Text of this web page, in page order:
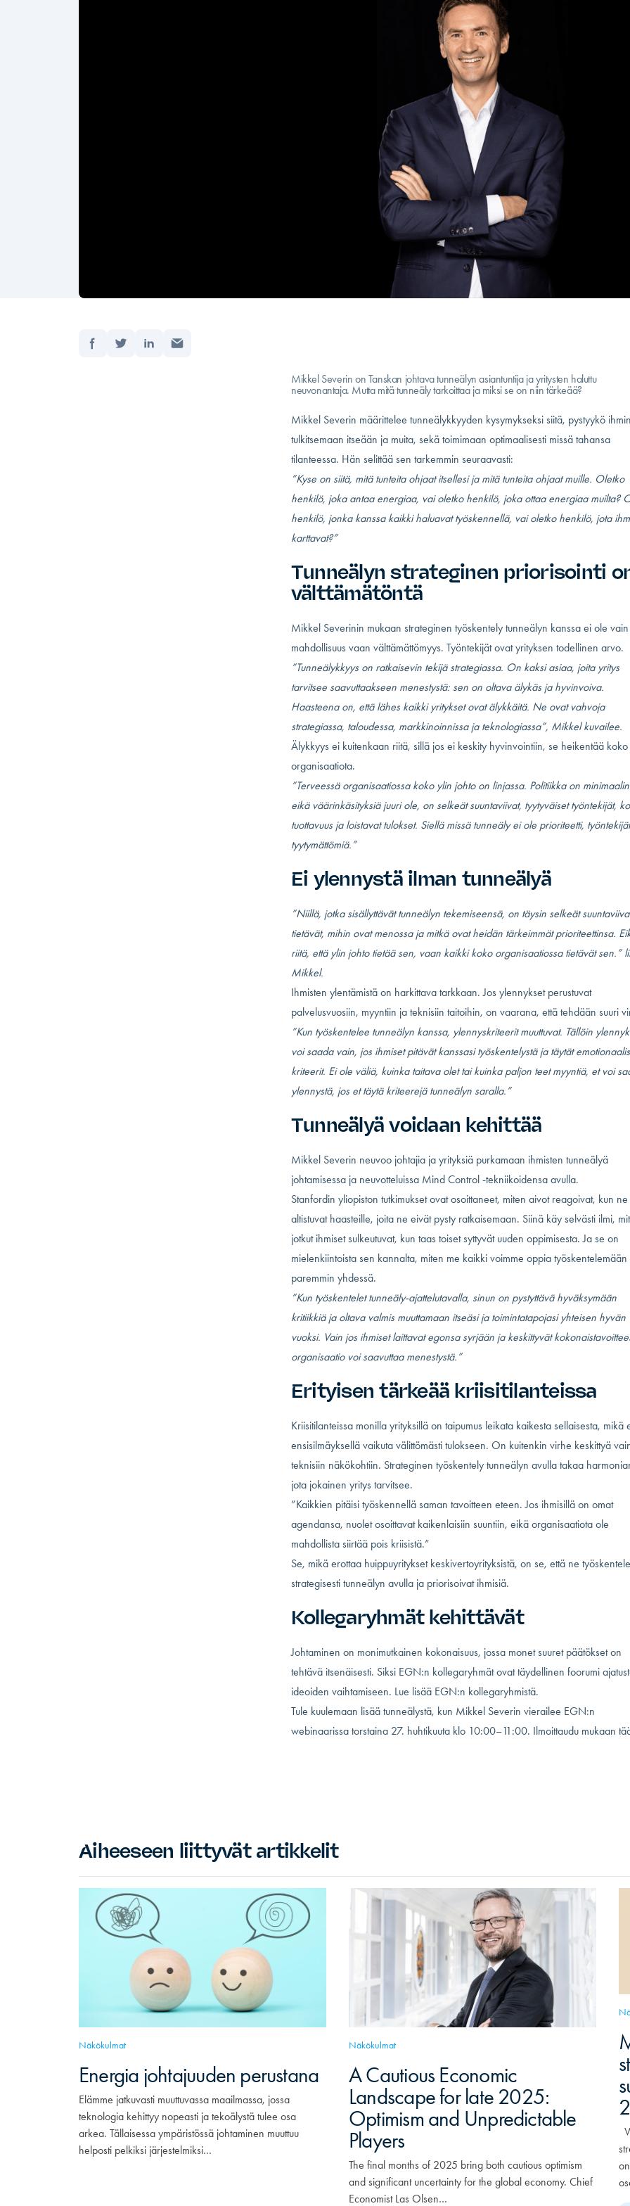
Mikkel Severin on Tanskan johtava tunneälyn asiantuntija ja yritysten haluttu
neuvonantaja. Mutta mitä tunneäly tarkoittaa ja miksi se on niin tärkeää?
Mikkel Severin määrittelee tunneälykkyyden kysymykseksi siitä, pystyykö
tulkitsemaan itseään ja muita, sekä toimimaan optimaalisesti missä tahansa
tilanteessa. Hän selittää sen tarkemmin seuraavasti:
”Kyse on siitä, mitä tunteita ohjaat itsellesi ja mitä tunteita ohjaat muille. Oletko
henkilö, joka antaa energiaa, vai oletko henkilö, joka ottaa energiaa muilta?
henkilö, jonka kanssa kaikki haluavat työskennellä, vai oletko henkilö, jota
karttavat?”
Tunneälyn strateginen priorisointi
välttämätöntä
Mikkel Severinin mukaan strateginen työskentely tunneälyn kanssa ei ole vain
mahdollisuus vaan välttämättömyys. Työntekijät ovat yrityksen todellinen arvo.
”Tunneälykkyys on ratkaisevin tekijä strategiassa. On kaksi asiaa, joita yritys
tarvitsee saavuttaakseen menestystä: sen on oltava älykäs ja hyvinvoiva.
Haasteena on, että lähes kaikki yritykset ovat älykkäitä. Ne ovat vahvoja
strategiassa, taloudessa, markkinoinnissa ja teknologiassa”, Mikkel kuvailee.
Älykkyys ei kuitenkaan riitä, sillä jos ei keskity hyvinvointiin, se heikentää koko
organisaatiota.
”Terveessä organisaatiossa koko ylin johto on linjassa. Politiikka on
eikä väärinkäsityksiä juuri ole, on selkeät suuntaviivat, tyytyväiset työntekijät,
tuottavuus ja loistavat tulokset. Siellä missä tunneäly ei ole prioriteetti,
tyytymättömiä.”
Ei ylennystä ilman tunneälyä
”Niillä, jotka sisällyttävät tunneälyn tekemiseensä, on täysin selkeät
tietävät, mihin ovat menossa ja mitkä ovat heidän tärkeimmät prioriteettinsa.
riitä, että ylin johto tietää sen, vaan kaikki koko organisaatiossa tietävät sen.”
Mikkel.
Ihmisten ylentämistä on harkittava tarkkaan. Jos ylennykset perustuvat
palvelusvuosiin, myyntiin ja teknisiin taitoihin, on vaarana, että tehdään suuri
”Kun työskentelee tunneälyn kanssa, ylennyskriteerit muuttuvat. Tällöin
voi saada vain, jos ihmiset pitävät kanssasi työskentelystä ja täytät
kriteerit. Ei ole väliä, kuinka taitava olet tai kuinka paljon teet myyntiä, et voi
ylennystä, jos et täytä kriteerejä tunneälyn saralla.”
Tunneälyä voidaan kehittää
Mikkel Severin neuvoo johtajia ja yrityksiä purkamaan ihmisten tunneälyä
johtamisessa ja neuvotteluissa Mind Control -tekniikoidensa avulla.
Stanfordin yliopiston tutkimukset ovat osoittaneet, miten aivot reagoivat, kun ne
altistuvat haasteille, joita ne eivät pysty ratkaisemaan. Siinä käy selvästi ilmi,
jotkut ihmiset sulkeutuvat, kun taas toiset syttyvät uuden oppimisesta. Ja se on
mielenkiintoista sen kannalta, miten me kaikki voimme oppia työskentelemään
paremmin yhdessä.
”Kun työskentelet tunneäly-ajattelutavalla, sinun on pystyttävä hyväksymään
kritiikkiä ja oltava valmis muuttamaan itseäsi ja toimintatapojasi yhteisen hyvän
vuoksi. Vain jos ihmiset laittavat egonsa syrjään ja keskittyvät
organisaatio voi saavuttaa menestystä.”
Erityisen tärkeää kriisitilanteissa
Kriisitilanteissa monilla yrityksillä on taipumus leikata kaikesta sellaisesta, mikä
ensisilmäyksellä vaikuta välittömästi tulokseen. On kuitenkin virhe keskittyä
teknisiin näkökohtiin. Strateginen työskentely tunneälyn avulla takaa
jota jokainen yritys tarvitsee.
”Kaikkien pitäisi työskennellä saman tavoitteen eteen. Jos ihmisillä on omat
agendansa, nuolet osoittavat kaikenlaisiin suuntiin, eikä organisaatiota ole
mahdollista siirtää pois kriisistä.”
Se, mikä erottaa huippuyritykset keskivertoyrityksistä, on se, että ne
strategisesti tunneälyn avulla ja priorisoivat ihmisiä.
Kollegaryhmät kehittävät
Johtaminen on monimutkainen kokonaisuus, jossa monet suuret päätökset on
tehtävä itsenäisesti. Siksi EGN:n kollegaryhmät ovat täydellinen foorumi
ideoiden vaihtamiseen. Lue lisää EGN:n kollegaryhmistä.
Tule kuulemaan lisää tunneälystä, kun Mikkel Severin vierailee EGN:n
webinaarissa torstaina 27. huhtikuuta klo 10:00–11:00. Ilmoittaudu mukaan
Aiheeseen liittyvät artikkelit
Näkökulmat
Energia johtajuuden perustana
Elämme jatkuvasti muuttuvassa maailmassa, jossa
teknologia kehittyy nopeasti ja tekoälystä tulee osa
arkea. Tällaisessa ympäristössä johtaminen muuttuu
helposti pelkiksi järjestelmiksi…
Näkökulmat
A Cautious Economic
Landscape for late 2025:
Optimism and Unpredictable
Players
The final months of 2025 bring both cautious optimism
and significant uncertainty for the global economy. Chief
Economist Las Olsen…